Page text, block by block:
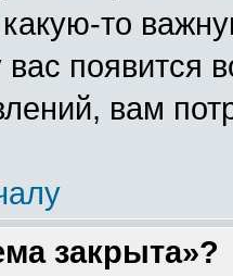
то
вас появится
вам
закрыта»?